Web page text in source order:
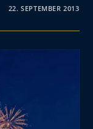
22. SEPTEMBER 2013